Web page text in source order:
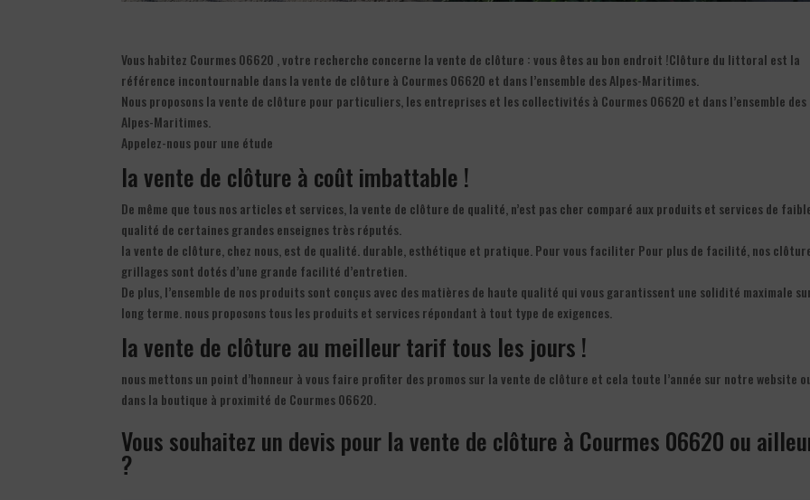
Vous habitez Courmes 06620 , votre recherche concerne la vente de clôture : vous êtes au bon endroit !Clôture du littoral est la
référence incontournable dans la vente de clôture à Courmes 06620 et dans l’ensemble des Alpes-Maritimes.
Nous proposons la vente de clôture pour particuliers, les entreprises et les collectivités à Courmes 06620 et dans l’ensemble des
Alpes-Maritimes.
Appelez-nous pour une étude
la vente de clôture à coût imbattable !
De même que tous nos articles et services, la vente de clôture de qualité, n’est pas cher comparé aux produits et services de
qualité de certaines grandes enseignes très réputés.
la vente de clôture, chez nous, est de qualité. durable, esthétique et pratique. Pour vous faciliter Pour plus de facilité, nos
grillages sont dotés d’une grande facilité d’entretien.
De plus, l’ensemble de nos produits sont conçus avec des matières de haute qualité qui vous garantissent une solidité maximale
long terme. nous proposons tous les produits et services répondant à tout type de exigences.
la vente de clôture au meilleur tarif tous les jours !
nous mettons un point d’honneur à vous faire profiter des promos sur la vente de clôture et cela toute l’année sur notre website
dans la boutique à proximité de Courmes 06620.
Vous souhaitez un devis pour la vente de clôture à Courmes 06620 ou
?